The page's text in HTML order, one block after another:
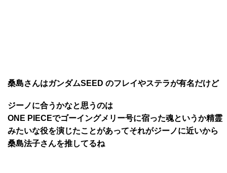
桑島さんはガンダムSEED のフレイやステラが有名だけど
ジーノに合うかなと思うのは
ONE PIECEでゴーイングメリー号に宿った魂というか精霊
みたいな役を演じたことがあってそれがジーノに近いから
桑島法子さんを推してるね